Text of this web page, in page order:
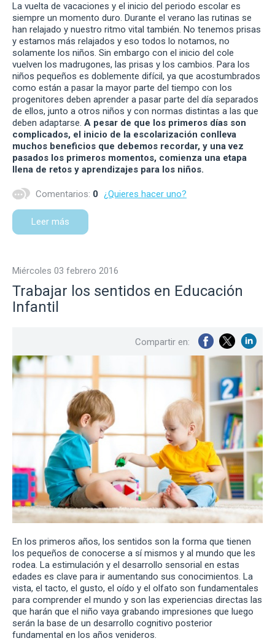
La vuelta de vacaciones y el inicio del periodo escolar es
siempre un momento duro. Durante el verano las rutinas se
han relajado y nuestro ritmo vital también. No tenemos prisas
y estamos más relajados y eso todos lo notamos, no
solamente los niños. Sin embargo con el inicio del cole
vuelven los madrugones, las prisas y los cambios. Para los
niños pequeños es doblemente difícil, ya que acostumbrados
como están a pasar la mayor parte del tiempo con los
progenitores deben aprender a pasar parte del día separados
de ellos, junto a otros niños y con normas distintas a las que
deben adaptarse. A pesar de que los primeros días son
complicados, el inicio de la escolarización conlleva
muchos beneficios que debemos recordar, y una vez
pasados los primeros momentos, comienza una etapa
llena de retos y aprendizajes para los niños.
Comentarios: 0 ¿Quieres hacer uno?
Leer más
miércoles 03 febrero 2016
Trabajar los sentidos en Educación
Infantil
Compartir en:
En los primeros años, los sentidos son la forma que tienen
los pequeños de conocerse a sí mismos y al mundo que les
rodea. La estimulación y el desarrollo sensorial en estas
edades es clave para ir aumentando sus conocimientos. La
vista, el tacto, el gusto, el oído y el olfato son fundamentales
para comprender el mundo y son las experiencias directas las
que harán que el niño vaya grabando impresiones que luego
serán la base de un desarrollo cognitivo posterior
fundamental en los años venideros.